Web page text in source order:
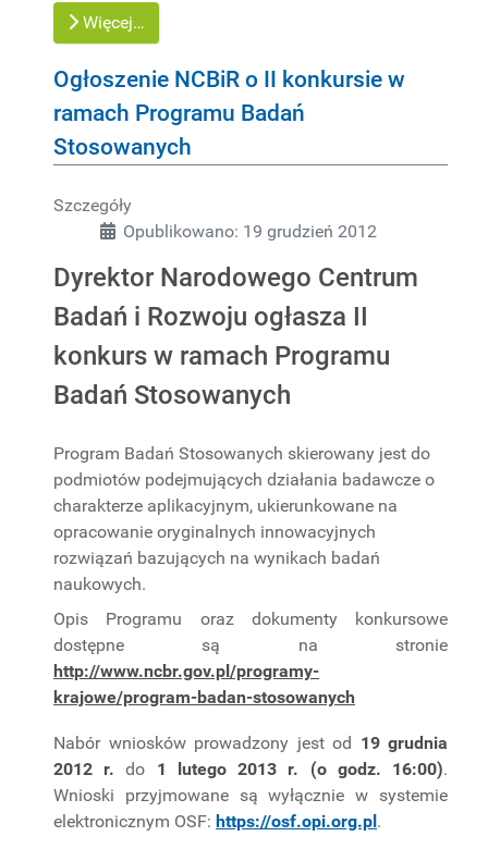
Więcej…
Ogłoszenie NCBiR o II konkursie w
ramach Programu Badań
Stosowanych
Szczegóły
Opublikowano: 19 grudzień 2012
Dyrektor Narodowego Centrum
Badań i Rozwoju ogłasza II
konkurs w ramach Programu
Badań Stosowanych
Program Badań Stosowanych skierowany jest do
podmiotów podejmujących działania badawcze o
charakterze aplikacyjnym, ukierunkowane na
opracowanie oryginalnych innowacyjnych
rozwiązań bazujących na wynikach badań
naukowych.
Opis Programu oraz dokumenty konkursowe
dostępne są na stronie
http://www.ncbr.gov.pl/programy-
krajowe/program-badan-stosowanych
Nabór wniosków prowadzony jest od 19 grudnia
2012 r.do 1 lutego 2013 r. (o godz. 16:00).
Wnioski przyjmowane są wyłącznie w systemie
elektronicznym OSF: https://osf.opi.org.pl.